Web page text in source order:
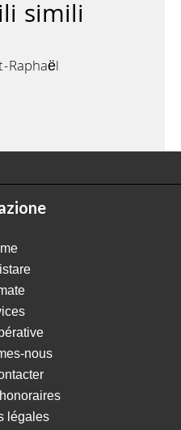
simili
Raphaël
nous
légales